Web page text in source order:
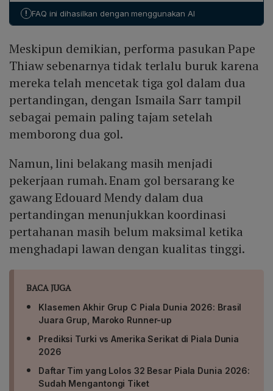
Senegal memanfaatkan agresivitas lini depan mereka
! FAQ ini dihasilkan dengan menggunakan AI
Meskipun demikian, performa pasukan Pape
Thiaw sebenarnya tidak terlalu buruk karena
mereka telah mencetak tiga gol dalam dua
pertandingan, dengan Ismaila Sarr tampil
sebagai pemain paling tajam setelah
memborong dua gol.
Namun, lini belakang masih menjadi
pekerjaan rumah. Enam gol bersarang ke
gawang Edouard Mendy dalam dua
pertandingan menunjukkan koordinasi
pertahanan masih belum maksimal ketika
menghadapi lawan dengan kualitas tinggi.
BACA JUGA
Klasemen Akhir Grup C Piala Dunia 2026: Brasil
Juara Grup, Maroko Runner-up
Prediksi Turki vs Amerika Serikat di Piala Dunia
2026
Daftar Tim yang Lolos 32 Besar Piala Dunia 2026:
Sudah Mengantongi Tiket